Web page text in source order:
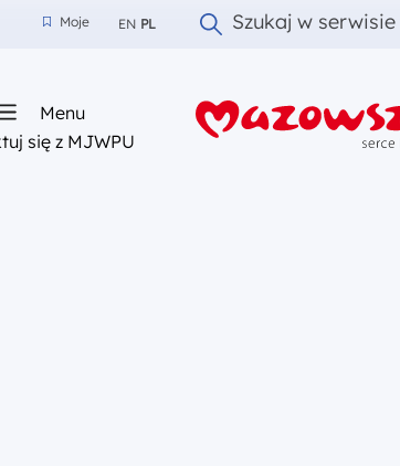
Moje
Moje EN PL Szukaj w serwisie
Menu
się z MJWPUz nami